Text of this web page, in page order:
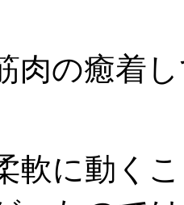
肉の癒着
軟に動く